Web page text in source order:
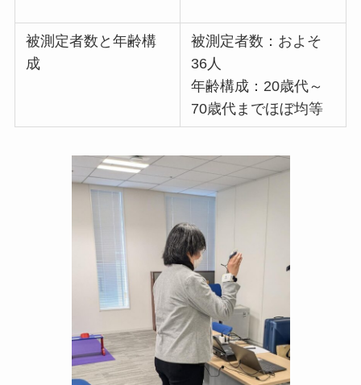
被測定者数と年齢構
成
被測定者数：およそ
36人
年齢構成：20歳代～
70歳代までほぼ均等